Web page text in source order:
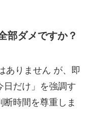
部ダメですか？
ありません が、即
日だけ」を強調す
時間を尊重しま